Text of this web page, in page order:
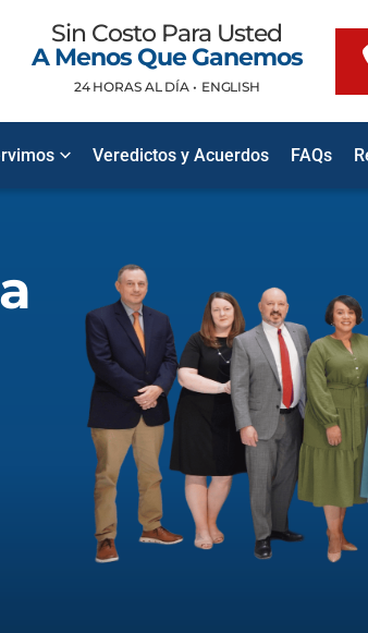
Sin Costo Para Usted
A Menos Que Ganemos
24 HORAS AL DÍA • ENGLISH
Veredictos y Acuerdos FAQs